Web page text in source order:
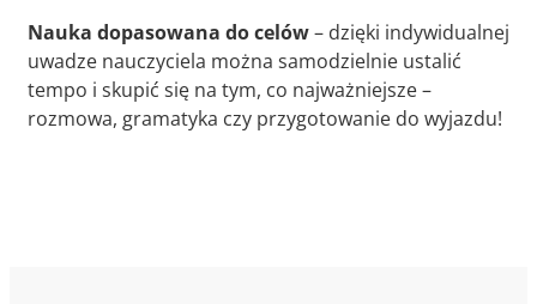
Nauka dopasowana do celów– dzięki indywidualnej
uwadze nauczyciela można samodzielnie ustalić
tempo i skupić się na tym, co najważniejsze –
rozmowa, gramatyka czy przygotowanie do wyjazdu!